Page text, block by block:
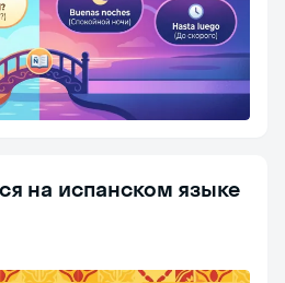
на испанском языке